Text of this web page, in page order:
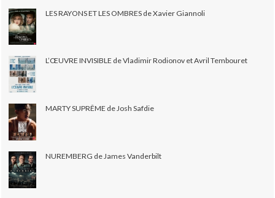
LES RAYONS ET LES OMBRES de Xavier Giannoli
L’ŒUVRE INVISIBLE de Vladimir Rodionov et Avril Tembouret
MARTY SUPRÊME de Josh Safdie
NUREMBERG de James Vanderbilt